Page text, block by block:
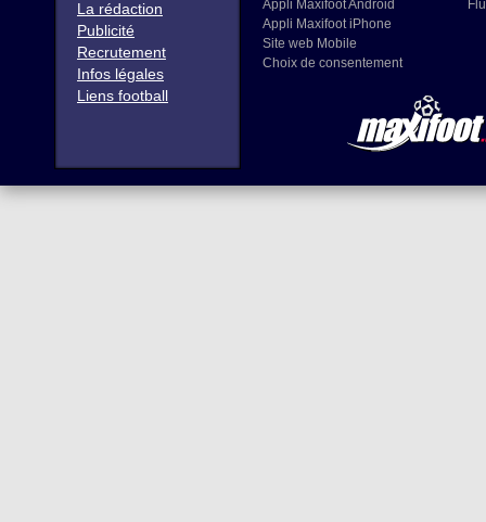
La rédaction
Publicité
Recrutement
Infos légales
Liens football
Appli Maxifoot Android
Appli Maxifoot iPhone
Site web Mobile
Choix de consentement